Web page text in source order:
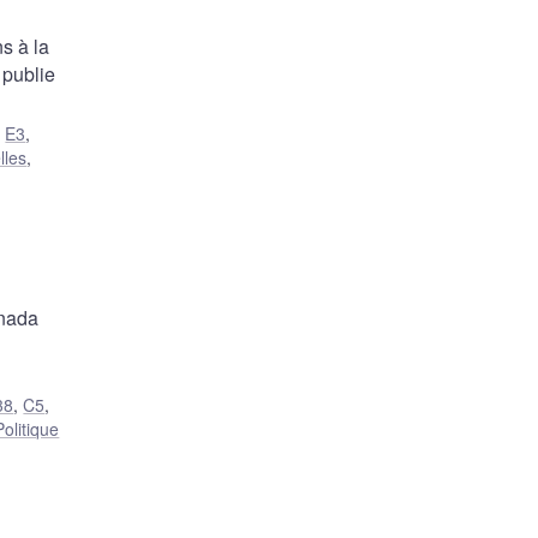
à la
E3,
,
,C5,